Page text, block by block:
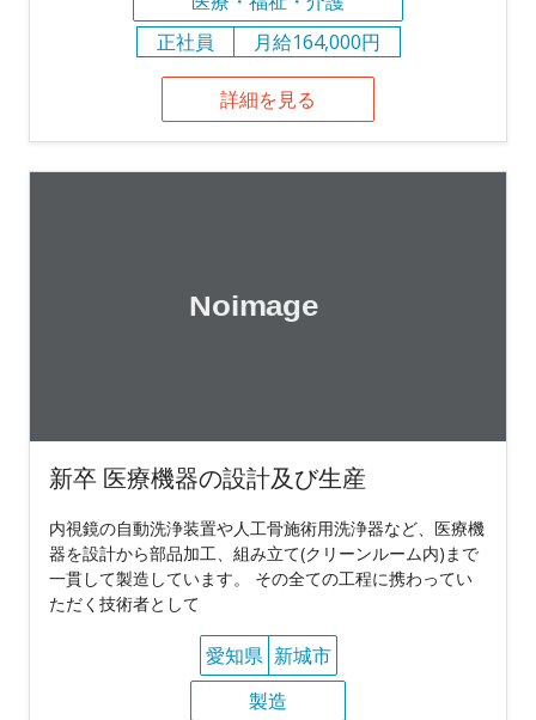
正社員
月給164,000円
詳細を見る
新卒 医療機器の設計及び生産
内視鏡の自動洗浄装置や人工骨施術用洗浄器など、医療機
器を設計から部品加工、組み立て(クリーンルーム内)まで
一貫して製造しています。 その全ての工程に携わってい
ただく技術者として
愛知県 新城市
製造